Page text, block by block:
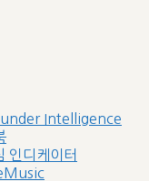
Intelligence
인디케이터